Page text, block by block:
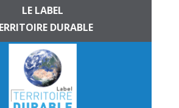
LE LABEL
DURABLE